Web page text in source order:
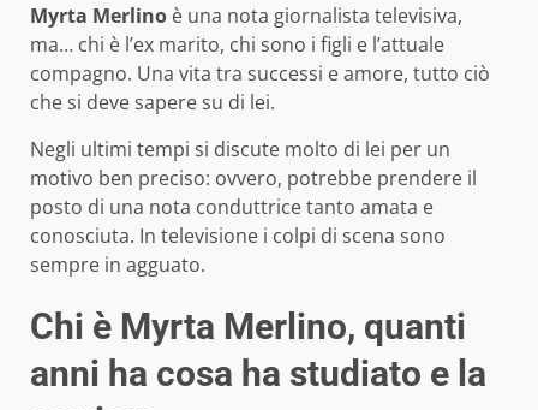
Myrta Merlino è una nota giornalista televisiva,
ma… chi è l’ex marito, chi sono i figli e l’attuale
compagno. Una vita tra successi e amore, tutto ciò
che si deve sapere su di lei.
Negli ultimi tempi si discute molto di lei per un
motivo ben preciso: ovvero, potrebbe prendere il
posto di una nota conduttrice tanto amata e
conosciuta. In televisione i colpi di scena sono
sempre in agguato.
Chi è Myrta Merlino, quanti
anni ha cosa ha studiato e la